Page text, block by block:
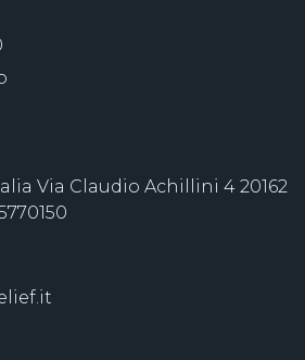
Via Claudio Achillini 4 20162